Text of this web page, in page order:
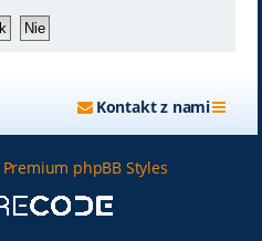
Kontakt z nami
Premium phpBB Styles